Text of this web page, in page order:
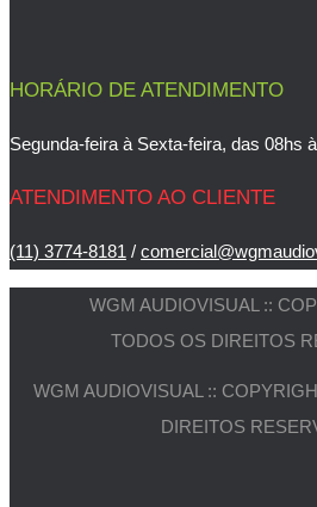
HORÁRIO DE ATENDIMENTO
Segunda-feira à Sexta-feira, das 08hs
ATENDIMENTO AO CLIENTE
(11) 3774-8181 /
WGM AUDIOVISUAL ::
TODOS OS DIREITOS
WGM AUDIOVISUAL ::
DIREITOS